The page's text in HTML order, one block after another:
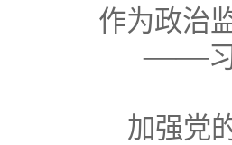
作为政治
——
加强党